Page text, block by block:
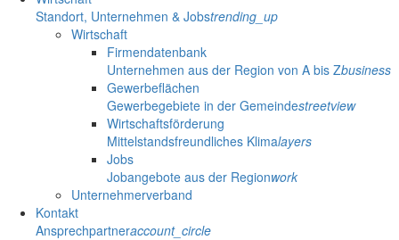
Standort, Unternehmen & Jobstrending_up
Wirtschaft
Firmendatenbank
Unternehmen aus der Region von A bis Zbusiness
Gewerbeflächen
Gewerbegebiete in der Gemeindestreetview
Wirtschaftsförderung
Mittelstandsfreundliches Klimalayers
Jobs
Jobangebote aus der Regionwork
Unternehmerverband
Kontakt
Ansprechpartneraccount_circle